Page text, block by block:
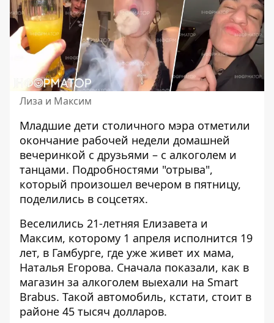
Лиза и Максим
Младшие дети столичного мэра отметили
окончание рабочей недели домашней
вечеринкой с друзьями – с алкоголем и
танцами. Подробностями "отрыва",
который произошел вечером в пятницу,
поделились в соцсетях.
Веселились 21-летняя Елизавета и
Максим, которому 1 апреля исполнится 19
лет, в Гамбурге, где уже живет их мама,
Наталья Егорова. Сначала показали, как в
магазин за алкоголем выехали на Smart
Brabus. Такой автомобиль, кстати, стоит в
районе 45 тысяч долларов.